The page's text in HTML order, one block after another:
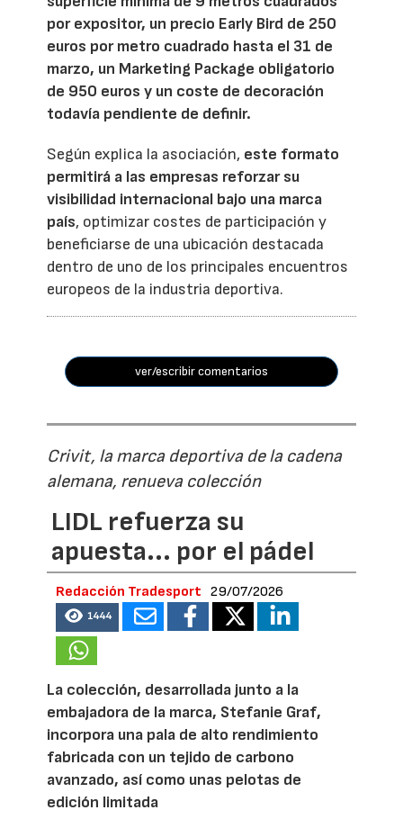
por expositor, un precio Early Bird de 250
euros por metro cuadrado hasta el 31 de
marzo, un Marketing Package obligatorio
de 950 euros y un coste de decoración
todavía pendiente de definir.
Según explica la asociación, este formato
permitirá a las empresas reforzar su
visibilidad internacional bajo una marca
país, optimizar costes de participación y
beneficiarse de una ubicación destacada
dentro de uno de los principales encuentros
europeos de la industria deportiva.
ver/escribir comentarios
Crivit, la marca deportiva de la cadena
alemana, renueva colección
LIDL refuerza su
apuesta... por el pádel
Redacción Tradesport 29/07/2026
1444
La colección, desarrollada junto a la
embajadora de la marca, Stefanie Graf,
incorpora una pala de alto rendimiento
fabricada con un tejido de carbono
avanzado, así como unas pelotas de
edición limitada